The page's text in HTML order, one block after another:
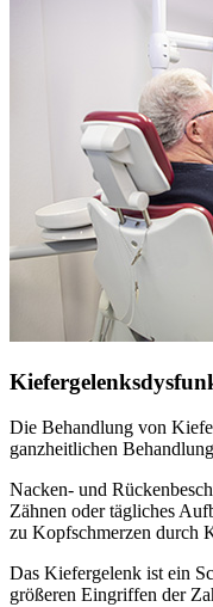
Die Behandlung von
ganzheitlichen
Nacken- und
Zähnen oder tägliches
zu Kopfschmerzen durch
Das Kiefergelenk ist ein
größeren Eingriffen der